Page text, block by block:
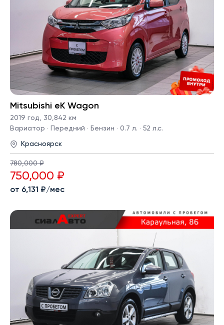
Mitsubishi eK Wagon
2019 год, 30,842 км
Вариатор · Передний · Бензин · 0.7 л. · 52 л.с.
Красноярск
780,000 ₽
750,000 ₽
от 6,131 ₽/мес